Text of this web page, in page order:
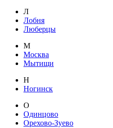
Л
Лобня
Люберцы
М
Москва
Мытищи
Н
Ногинск
О
Одинцово
Орехово-Зуево